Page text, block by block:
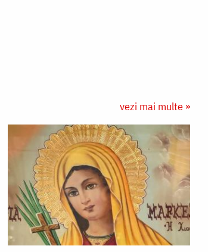
vezi mai multe »